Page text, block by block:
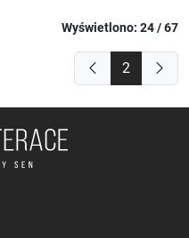
Wyświetlono: 24 / 67
2